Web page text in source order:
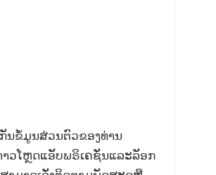
ນຂໍ້ມູນສ່ວນຕົວຂອງທ່ານ
ວໂຫຼດແອັບພຣິເຄຊັ່ນແລະລັອກ